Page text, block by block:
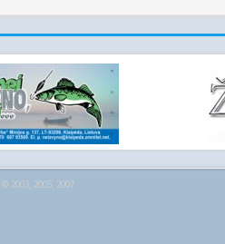
© 2003, 2005, 2007